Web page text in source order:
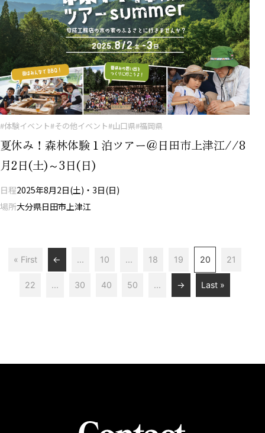
#体験イベント#その他イベント#山口県#福岡県
夏休み！森林体験１泊ツアー＠日田市上津江//8
月2日(土)～3日(日)
日程2025年8月2日(土)・3日(日)
場所大分県日田市上津江
« First ← ... 10 ... 18 19 20 21
22 ... 30 40 50 ... → Last »